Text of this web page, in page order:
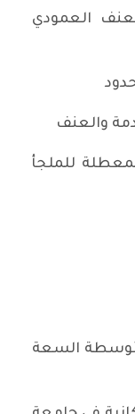
العمودي
والعنف
للملجأ
السعة